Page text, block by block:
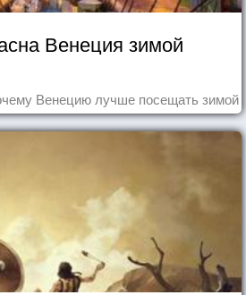
Венеция зимой
Венецию лучше посещать зимой